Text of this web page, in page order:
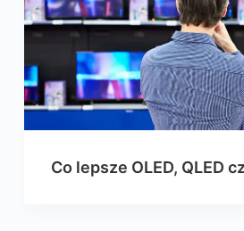
Co lepsze OLED, QLED